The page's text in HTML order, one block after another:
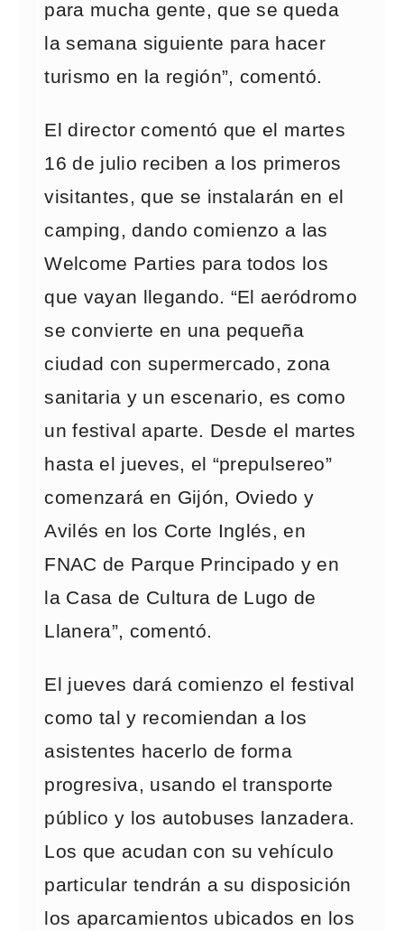
para mucha gente, que se queda
la semana siguiente para hacer
turismo en la región”, comentó.
El director comentó que el martes
16 de julio reciben a los primeros
visitantes, que se instalarán en el
camping, dando comienzo a las
Welcome Parties para todos los
que vayan llegando. “El aeródromo
se convierte en una pequeña
ciudad con supermercado, zona
sanitaria y un escenario, es como
un festival aparte. Desde el martes
hasta el jueves, el “prepulsereo”
comenzará en Gijón, Oviedo y
Avilés en los Corte Inglés, en
FNAC de Parque Principado y en
la Casa de Cultura de Lugo de
Llanera”, comentó.
El jueves dará comienzo el festival
como tal y recomiendan a los
asistentes hacerlo de forma
progresiva, usando el transporte
público y los autobuses lanzadera.
Los que acudan con su vehículo
particular tendrán a su disposición
los aparcamientos ubicados en los